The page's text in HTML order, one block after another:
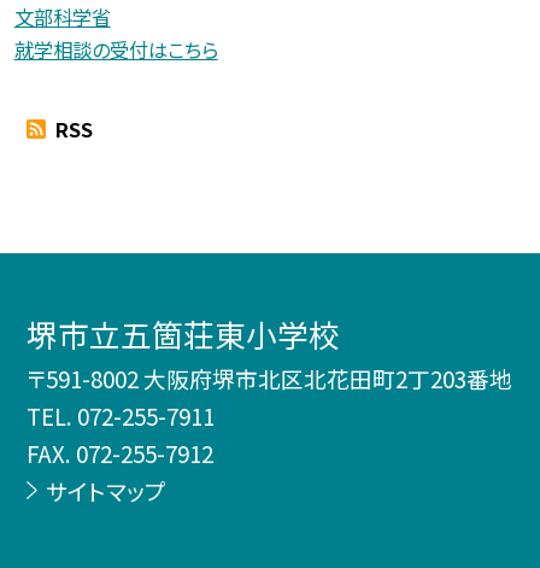
文部科学省
就学相談の受付はこちら
RSS
堺市立五箇荘東小学校
〒591-8002 大阪府堺市北区北花田町2丁203番地
TEL. 072-255-7911
FAX. 072-255-7912
サイトマップ